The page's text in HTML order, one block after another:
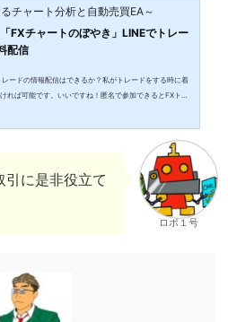
チャート分析と自動売買EA～
FXチャートのぼやき」LINEでトレー
配信
ードの情報配信はできるか？私がトレードをする時に着
れば可能です。いいですね！匿名で参加できるとFXトレ
などをトレーダーの方同士で匿名で情報交換したい方 裁
ろに注目してトレードして...
引に是非役立て
ロボ１号